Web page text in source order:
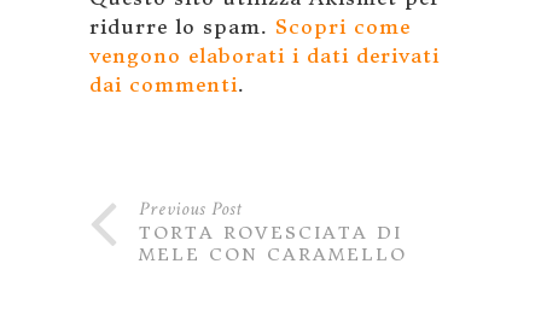
ridurre lo spam. Scopri come
vengono elaborati i dati derivati
dai commenti.
Previous Post
TORTA ROVESCIATA DI
MELE CON CARAMELLO